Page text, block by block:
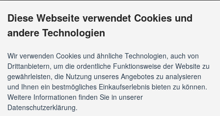
Diese Webseite verwendet Cookies und
andere Technologien
Wir verwenden Cookies und ähnliche Technologien, auch von
Drittanbietern, um die ordentliche Funktionsweise der Website zu
gewährleisten, die Nutzung unseres Angebotes zu analysieren
und Ihnen ein bestmögliches Einkaufserlebnis bieten zu können.
Weitere Informationen finden Sie in unserer
Datenschutzerklärung.